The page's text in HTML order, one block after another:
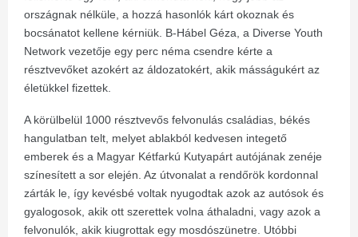
országnak nélküle, a hozzá hasonlók kárt okoznak és
bocsánatot kellene kérniük. B-Hábel Géza, a Diverse Youth
Network vezetője egy perc néma csendre kérte a
résztvevőket azokért az áldozatokért, akik másságukért az
életükkel fizettek.
A körülbelül 1000 résztvevős felvonulás családias, békés
hangulatban telt, melyet ablakból kedvesen integető
emberek és a Magyar Kétfarkú Kutyapárt autójának zenéje
színesített a sor elején. Az útvonalat a rendőrök kordonnal
zárták le, így kevésbé voltak nyugodtak azok az autósok és
gyalogosok, akik ott szerettek volna áthaladni, vagy azok a
felvonulók, akik kiugrottak egy mosdószünetre. Utóbbi